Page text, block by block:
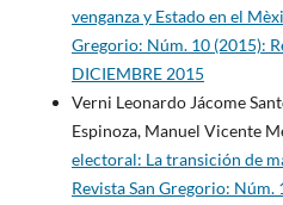
venganza y Estado en el
Gregorio: Núm. 10 (2015):
DICIEMBRE 2015
Verni Leonardo Jácome
Espinoza, Manuel Vicente
electoral: La transición de
Revista San Gregorio: Núm.